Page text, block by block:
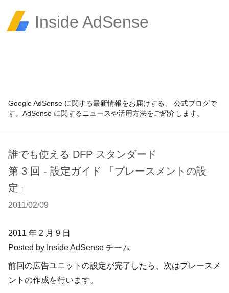
Inside AdSense
Google AdSense に関する最新情報をお届けする、 公式ブログで
す。AdSense に関するニュースや活用方法をご紹介します。
誰でも使える DFP スタンダード
第 3 回 - 設定ガイド 「プレースメントの設
定」
2011/02/09
2011 年 2 月 9 日
Posted by Inside AdSense チーム
前回の広告ユニットの設定が完了したら、次はプレースメ
ントの作成を行います。